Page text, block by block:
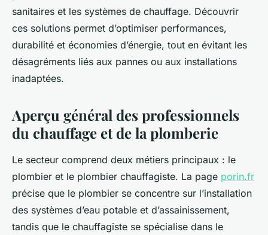
sanitaires et les systèmes de chauffage. Découvrir
ces solutions permet d’optimiser performances,
durabilité et économies d’énergie, tout en évitant les
désagréments liés aux pannes ou aux installations
inadaptées.
Aperçu général des professionnels
du chauffage et de la plomberie
Le secteur comprend deux métiers principaux : le
plombier et le plombier chauffagiste. La page porin.fr
précise que le plombier se concentre sur l’installation
des systèmes d’eau potable et d’assainissement,
tandis que le chauffagiste se spécialise dans le